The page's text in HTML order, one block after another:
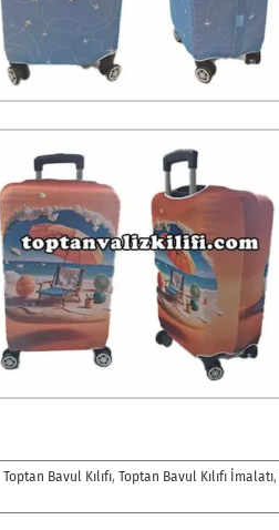
Toptan Bavul Kılıfı, Toptan Bavul Kılıfı İmalatı,